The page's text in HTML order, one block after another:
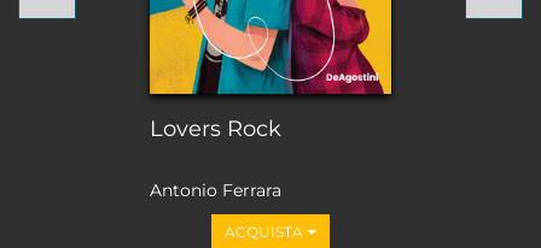
Lovers Rock
Antonio Ferrara
ACQUISTA